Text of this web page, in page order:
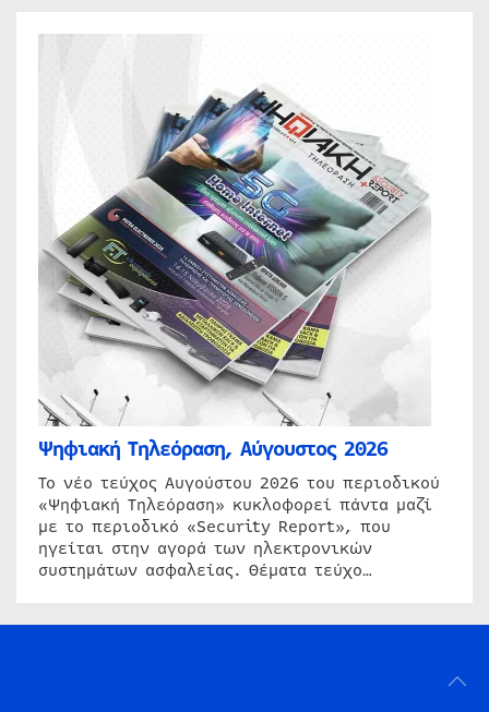
Ψηφιακή Τηλεόραση, Αύγουστος 2026
Το νέο τεύχος Αυγούστου 2026 του περιοδικού
«Ψηφιακή Τηλεόραση» κυκλοφορεί πάντα μαζί
με το περιοδικό «Security Report», που
ηγείται στην αγορά των ηλεκτρονικών
συστημάτων ασφαλείας. Θέματα τεύχο…